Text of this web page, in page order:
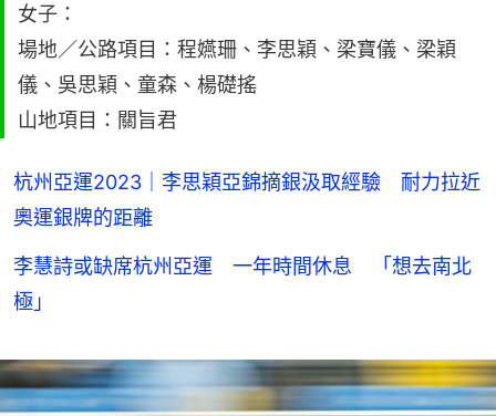
女子：
場地／公路項目：程嬿珊、李思穎、梁寶儀、梁穎
儀、吳思穎、童森、楊礎搖
山地項目：關旨君
杭州亞運2023｜李思穎亞錦摘銀汲取經驗 耐力拉近
奧運銀牌的距離
李慧詩或缺席杭州亞運 一年時間休息 「想去南北
極」